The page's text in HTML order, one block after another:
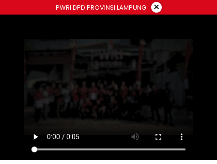
ke
PWRI DPD PROVINSI LAMPUNG ×